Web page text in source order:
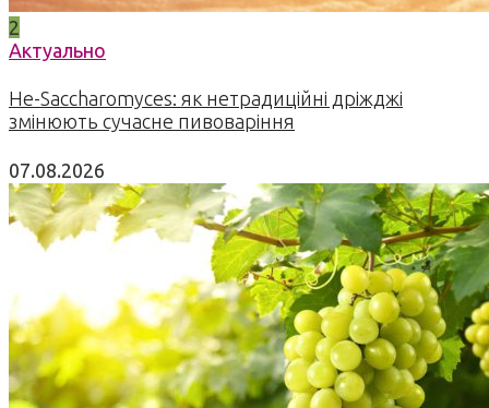
2
Актуально
Не-Saccharomyces: як нетрадиційні дріжджі
змінюють сучасне пивоваріння
07.08.2026